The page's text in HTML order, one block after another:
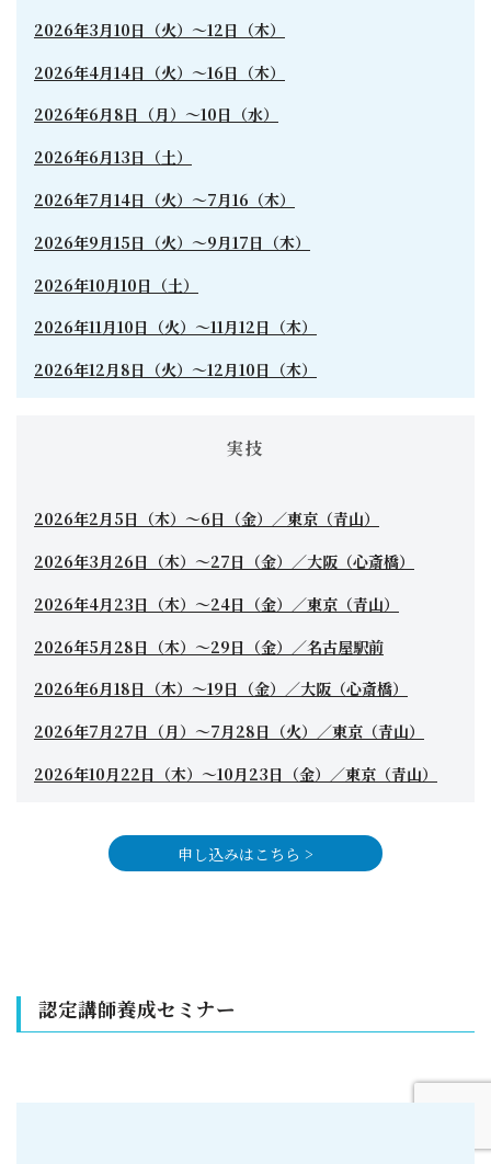
2026年3月10日（火）〜12日（木）
2026年4月14日（火）〜16日（木）
2026年6月8日（月）〜10日（水）
2026年6月13日（土）
2026年7月14日（火）〜7月16（木）
2026年9月15日（火）〜9月17日（木）
2026年10月10日（土）
2026年11月10日（火）〜11月12日（木）
2026年12月8日（火）〜12月10日（木）
実技
2026年2月5日（木）〜6日（金）／東京（青山）
2026年3月26日（木）〜27日（金）／大阪（心斎橋）
2026年4月23日（木）〜24日（金）／東京（青山）
2026年5月28日（木）〜29日（金）／名古屋駅前
2026年6月18日（木）〜19日（金）／大阪（心斎橋）
2026年7月27日（月）〜7月28日（火）／東京（青山）
2026年10月22日（木）〜10月23日（金）／東京（青山）
申し込みはこちら >
認定講師養成セミナー